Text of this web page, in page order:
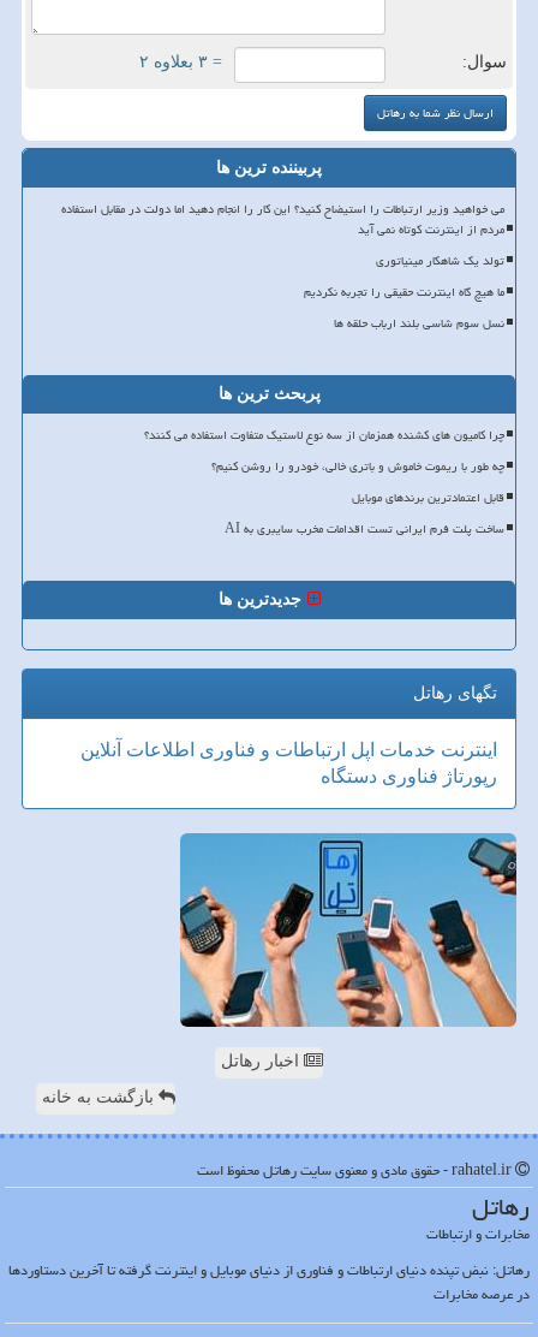
سوال: = ۳ بعلاوه ۲
پربیننده ترین ها
می خواهید وزیر ارتباطات را استیضاح کنید؟ این کار را انجام دهید اما دولت در مقابل استفاده
مردم از اینترنت کوتاه نمی آید
تولد یک شاهکار مینیاتوری
ما هیچ گاه اینترنت حقیقی را تجربه نکردیم
نسل سوم شاسی بلند ارباب حلقه ها
پربحث ترین ها
چرا کامیون های کشنده همزمان از سه نوع لاستیک متفاوت استفاده می کنند؟
چه طور با ریموت خاموش و باتری خالی، خودرو را روشن کنیم؟
قابل اعتمادترین برندهای موبایل
ساخت پلت فرم ایرانی تست اقدامات مخرب سایبری به AI
جدیدترین ها
تگهای رهاتل
اینترنت خدمات اپل ارتباطات و فناوری اطلاعات آنلاین
رپورتاژ فناوری دستگاه
اخبار رهاتل
بازگشت به خانه
رهاتل
مخابرات و ارتباطات
رهاتل: نبض تپنده دنیای ارتباطات و فناوری از دنیای موبایل و اینترنت گرفته تا آخرین دستاوردها
در عرصه مخابرات